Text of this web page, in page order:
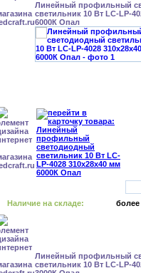
Линейный профильный
светильник 10 Вт LC-LP-
6000К Опал
Наличие на складе: более
Линейный профильный
светильник 10 Вт LC-LP-